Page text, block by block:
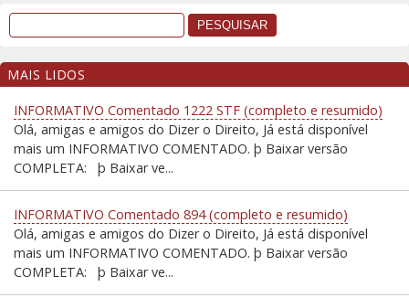
MAIS LIDOS
INFORMATIVO Comentado 1222 STF (completo e resumido)
Olá, amigas e amigos do Dizer o Direito, Já está disponível
mais um INFORMATIVO COMENTADO. þ Baixar versão
COMPLETA: þ Baixar ve...
INFORMATIVO Comentado 894 (completo e resumido)
Olá, amigas e amigos do Dizer o Direito, Já está disponível
mais um INFORMATIVO COMENTADO. þ Baixar versão
COMPLETA: þ Baixar ve...